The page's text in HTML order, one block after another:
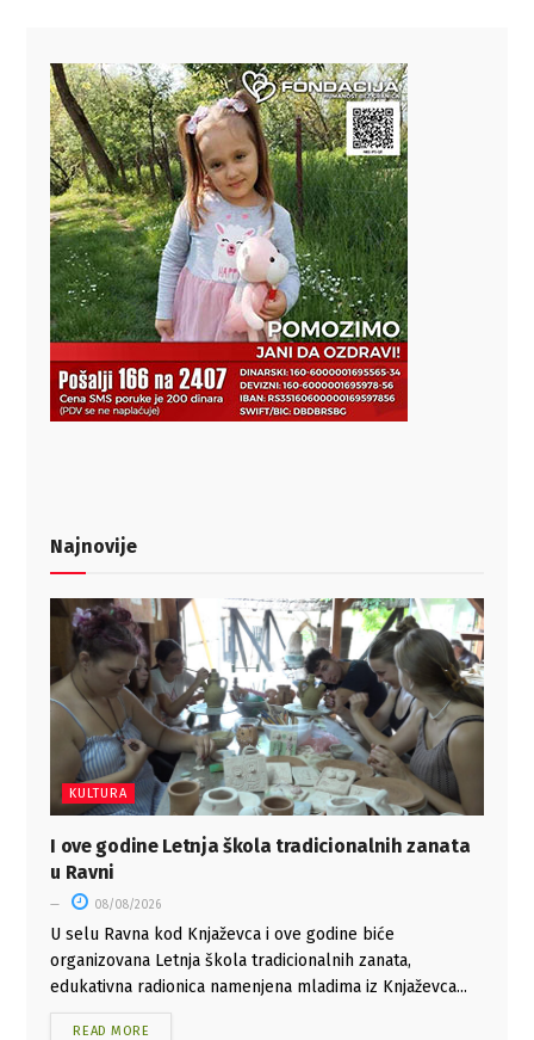
Najnovije
KULTURA
I ove godine Letnja škola tradicionalnih zanata
u Ravni
08/08/2026
U selu Ravna kod Knjaževca i ove godine biće
organizovana Letnja škola tradicionalnih zanata,
edukativna radionica namenjena mladima iz Knjaževca...
READ MORE